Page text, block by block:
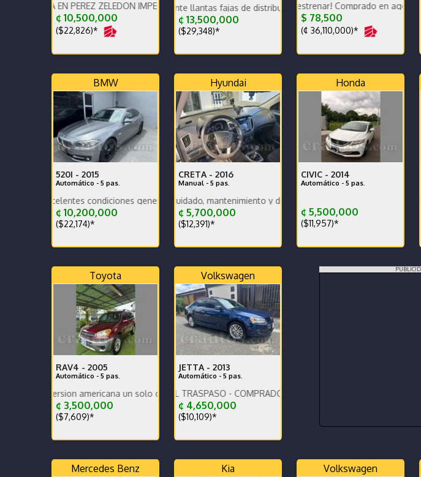
EN PEREZ ZELEDON IMPECABLE VEHICULO FAMILIAR NUNCA USADO PARA TURISMO
¢ 10,500,000
($22,826)*
Motor y caja Excelente llantas fajas de distribución y bateria nuevas Dekra cámaras pantalla y
¢ 13,500,000
($29,348)*
Para terminarlo de estrenar! Comprado en agencia, único
$ 78,500
(¢ 36,110,000)*
BMW
520I - 2015
Automático - 5 pas.
condiciones generales. Vehículo nacional.
¢ 10,200,000
($22,174)*
Hyundai
CRETA - 2016
Manual - 5 pas.
Vehículo muy bien cuidado, mantenimiento y documentos al día, kilometraje original, listo
¢ 5,700,000
($12,391)*
Honda
CIVIC - 2014
Automático - 5 pas.
¢ 5,500,000
($11,957)*
Toyota
RAV4 - 2005
Automático - 5 pas.
americana un solo dueño.
¢ 3,500,000
($7,609)*
Volkswagen
JETTA - 2013
Automático - 5 pas.
PAGO LA MITAD DEL TRASPASO - COMPRADO EN CR
¢ 4,650,000
($10,109)*
Mercedes Benz Kia Volkswagen